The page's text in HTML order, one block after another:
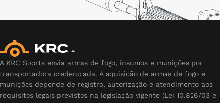
A KRC Sports envia armas de fogo, insumos e munições por
transportadora credenciada. A aquisição de armas de fogo e
munições depende de registro, autorização e atendimento aos
requisitos legais previstos na legislação vigente (Lei 10.826/03 e